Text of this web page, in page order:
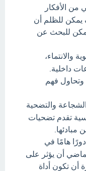
من الأفكار
يمكن للظلم أن
للبحث عن
والانتماء،
داخلية.
فهم
الشجاعة والتضحية
تقدم تضحيات
هامًا في
أن يؤثر على
أن تكون أداة